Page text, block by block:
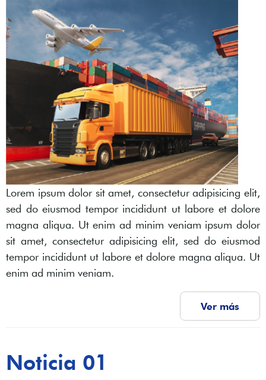
Lorem ipsum dolor sit amet, consectetur adipisicing elit,
sed do eiusmod tempor incididunt ut labore et dolore
magna aliqua. Ut enim ad minim veniam ipsum dolor
sit amet, consectetur adipisicing elit, sed do eiusmod
tempor incididunt ut labore et dolore magna aliqua. Ut
enim ad minim veniam.
Ver más
Noticia 01